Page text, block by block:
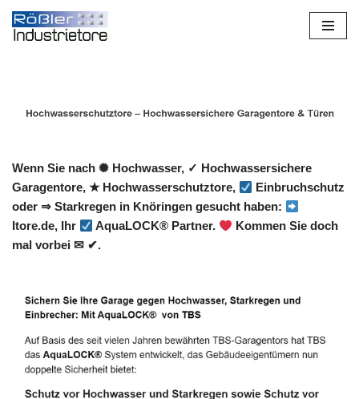
Zum
Wenn Sie nach ✺ Hochwasser, ✓ Hochwassersichere
Garagentore, ★ Hochwasserschutztore,
Einbruchschutz
oder ⇒ Starkregen in Knöringen gesucht haben:
Itore.de, Ihr
AquaLOCK® Partner.
Kommen Sie doch
mal vorbei ✉ ✔.